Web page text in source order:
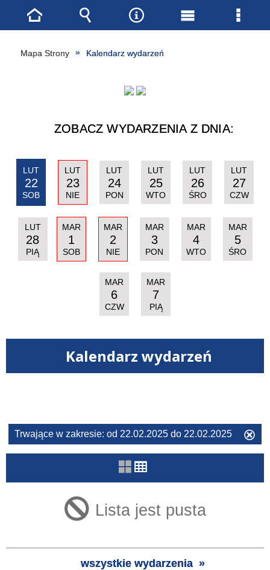
Mapa Strony Kalendarz wydarzeń
ZOBACZ WYDARZENIA Z DNIA:
LUT
22
SOB
LUT
23
NIE
LUT
24
PON
LUT
25
WTO
LUT
26
ŚRO
LUT
27
CZW
LUT
28
PIĄ
MAR
1
SOB
MAR
2
NIE
MAR
3
PON
MAR
4
WTO
MAR
5
ŚRO
MAR
6
CZW
MAR
7
PIĄ
Kalendarz wydarzeń
Szukana
fraza
zakresie
Trwające w zakresie: od 22.02.2025 do 22.02.2025
ten
Lista jest pusta
wszystkie wydarzenia
Strona
główna
Wyszukiwarka
NarzędziaMenu
Menu